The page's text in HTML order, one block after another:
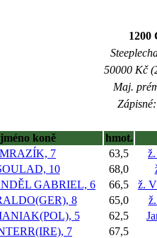
1200
50000 Kč
Maj.
jméno koně hmot.
MRAZÍK, 7 63,5
10 68,0
GABRIEL, 6 66,5 ž.
8 65,0
5 62,5
7 67,5